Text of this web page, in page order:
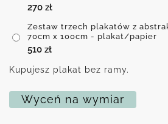
270 zł
Zestaw trzech plakatów z
70cm x 100cm - plakat/papier
510 zł
Kupujesz plakat bez ramy.
Wyceń na wymiar